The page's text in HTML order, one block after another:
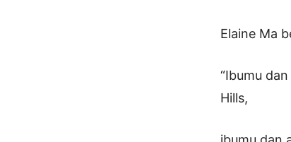
Elaine Ma
“Ibumu
Hills,